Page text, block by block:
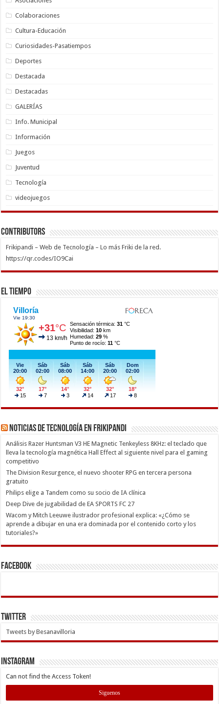
Colaboraciones
Cultura-Educación
Curiosidades-Pasatiempos
Deportes
Destacada
Destacadas
GALERÍAS
Info. Municipal
Información
Juegos
Juventud
Tecnología
videojuegos
Contributors
Frikipandi – Web de Tecnología – Lo más Friki de la red.
https://qr.codes/IO9Cai
El Tiempo
Noticias de Tecnología en Frikipandi
Análisis Razer Huntsman V3 HE Magnetic Tenkeyless 8KHz: el teclado que
lleva la tecnología magnética Hall Effect al siguiente nivel para el gaming
competitivo
The Division Resurgence, el nuevo shooter RPG en tercera persona
gratuito
Philips elige a Tandem como su socio de IA clínica
Deep Dive de jugabilidad de EA SPORTS FC 27
Wacom y Mitch Leeuwe ilustrador profesional explica: «¿Cómo se
aprende a dibujar en una era dominada por el contenido corto y los
tutoriales?»
Facebook
Twitter
Tweets by Besanavilloria
INSTAGRAM
Can not find the Access Token!
Siguenos